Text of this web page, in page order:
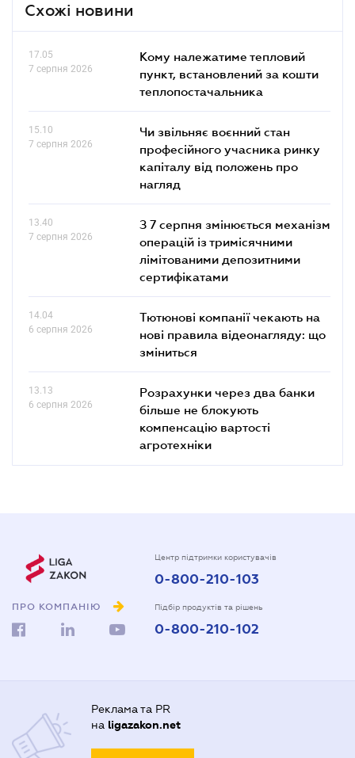
Схожі новини
17.05
7 серпня 2026
Кому належатиме тепловий
пункт, встановлений за кошти
теплопостачальника
15.10
7 серпня 2026
Чи звільняє воєнний стан
професійного учасника ринку
капіталу від положень про
нагляд
13.40
7 серпня 2026
З 7 серпня змінюється механізм
операцій із тримісячними
лімітованими депозитними
сертифікатами
14.04
6 серпня 2026
Тютюнові компанії чекають на
нові правила відеонагляду: що
зміниться
13.13
6 серпня 2026
Розрахунки через два банки
більше не блокують
компенсацію вартості
агротехніки
ПРО КОМПАНІЮ
Центр підтримки користувачів
0-800-210-103
Підбір продуктів та рішень
0-800-210-102
Реклама та PR
на ligazakon.net